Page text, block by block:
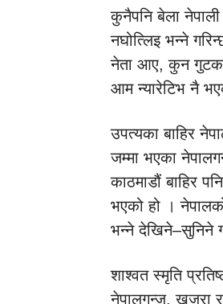
कुनैपनि बेला
नघोत्लिइ भन्ने
नेता आए, कुन गुटका
आम न्यारेटिभ नै
उपत्यका बाहिर
जम्मा भएका
काठमाडौं बाहिर
भएको हो ।
भन्ने देखिने–सुनिने
शाश्वत स्मृति
नेपालगन्ज, खजुरा र